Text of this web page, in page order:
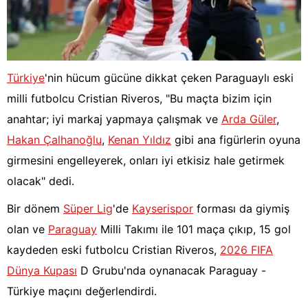
Türkiye'nin hücum gücüne dikkat çeken Paraguaylı eski
milli futbolcu Cristian Riveros, "Bu maçta bizim için
anahtar; iyi markaj yapmaya çalışmak ve Arda Güler,
Hakan Çalhanoğlu, Kenan Yıldız gibi ana figürlerin oyuna
girmesini engelleyerek, onları iyi etkisiz hale getirmek
olacak" dedi.
Bir dönem Süper Lig'de Kayserispor forması da giymiş
olan ve Paraguay Milli Takımı ile 101 maça çıkıp, 15 gol
kaydeden eski futbolcu Cristian Riveros, 2026 FIFA
Dünya Kupası D Grubu'nda oynanacak Paraguay -
Türkiye maçını değerlendirdi.